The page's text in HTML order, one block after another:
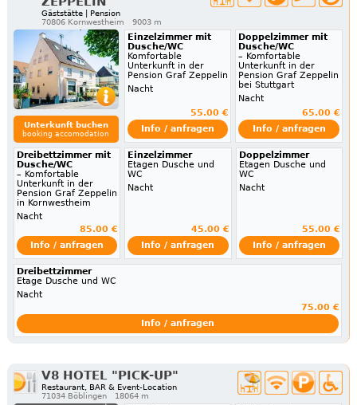
Gäststätte | Pension
70806 Kornwestheim
9003 m
Unterkunft buchen
booking accomodation
Einzelzimmer mit
Dusche/WC
Komfortable
Unterkunft in der
Pension Graf Zeppelin
Nacht
55.00 €
Info / anfragen
Doppelzimmer mit
Dusche/WC
– Komfortable
Unterkunft in der
Pension Graf Zeppelin
bei Stuttgart
Nacht
65.00 €
Info / anfragen
Dreibettzimmer mit
Dusche/WC
– Komfortable
Unterkunft in der
Pension Graf Zeppelin
in Kornwestheim
Nacht
85.00 €
Info / anfragen
Einzelzimmer
Etagen Dusche und
WC
Nacht
45.00 €
Info / anfragen
Doppelzimmer
Etagen Dusche und
WC
Nacht
55.00 €
Info / anfragen
Dreibettzimmer
Etage Dusche und WC
Nacht
75.00 €
Info / anfragen
V8 HOTEL "PICK-UP"
Restaurant, BAR & Event-Location
71034 Böblingen
18064 m